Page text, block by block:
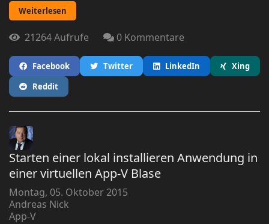
Weiterlesen
21264 Aufrufe 0 Kommentare
Facebook Twitter LinkedIn
Xing
Reddit
Starten einer lokal installieren Anwendung in
einer virtuellen App-V Blase
Montag, 05. Oktober 2015
Andreas Nick
App-V